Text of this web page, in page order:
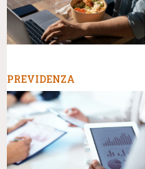
PREVIDENZA